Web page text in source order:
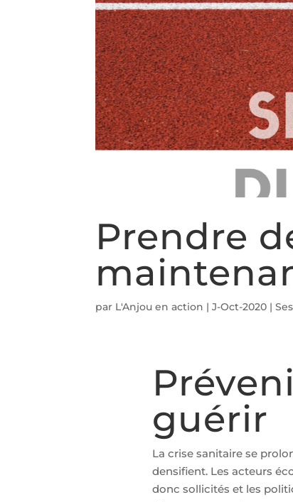
Prendre
par L'Anjou en action |J-Oct-2020 |
guérir
La crise sanitaire se
densifient. Les acteurs
donc sollicités et les